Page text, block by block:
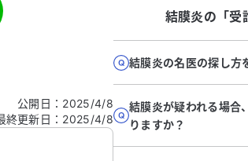
報は入れないでくだ
公開日 ： 2025/4/8
終更新日 ： 2025/4/8
結膜炎の「受
結膜炎の名医の探し方
結膜炎が疑われる場合
りますか？